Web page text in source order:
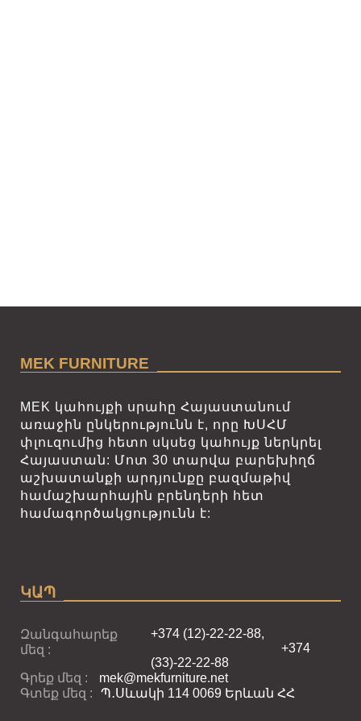
MEK FURNITURE
MEK կահույքի սրահը Հայաստանում
առաջին ընկերությունն է, որը ԽՍՀՄ
փլուզումից հետո սկսեց կահույք ներկրել
Հայաստան: Մոտ 30 տարվա բարեխիղճ
աշխատանքի արդյունքը բազմաթիվ
համաշխարհային բրենդերի հետ
համագործակցությունն է:
ԿԱՊ
Զանգահարեք
մեզ :
+374 (12)-22-22-88,
+374
(33)-22-22-88
Գրեք մեզ :
mek@mekfurniture.net
Գտեք մեզ :
Պ․Սևակի 114 0069 Երևան ՀՀ